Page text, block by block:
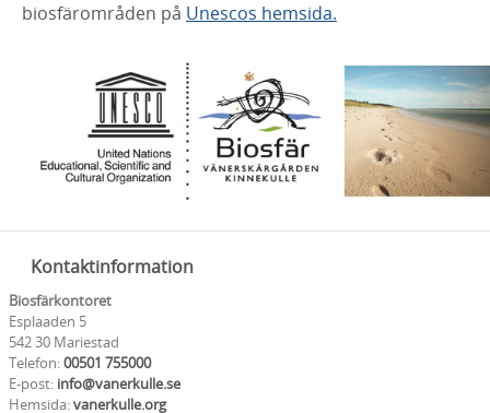
biosfärområden på Unescos hemsida.
Kontaktinformation
Biosfärkontoret
Esplaaden 5
542 30 Mariestad
Telefon:00501 755000
E-post: info@vanerkulle.se
Hemsida:vanerkulle.org